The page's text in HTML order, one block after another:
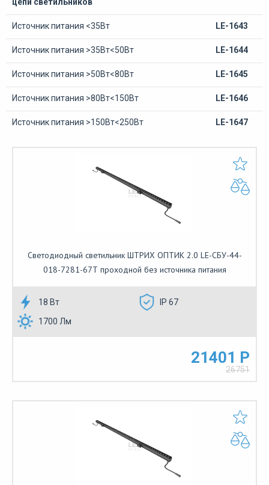
Источник питания <35Вт LE-1643
Источник питания >35Вт<50Вт LE-1644
Источник питания >50Вт<80Вт LE-1645
Источник питания >80Вт<150Вт LE-1646
Источник питания >150Вт<250Вт LE-1647
Светодиодный светильник ШТРИХ ОПТИК 2.0 LE-СБУ-44-
018-7281-67Т проходной без источника питания
18 Вт
IP 67
1700 Лм
21401 Р
26751